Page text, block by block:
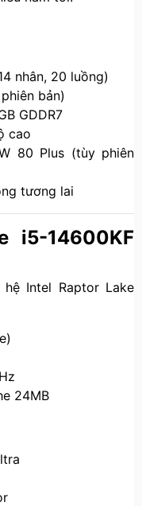
nhân, 20 luồng)
bản)
GDDR7
cao
80 Plus (tùy phiên
tương lai
i5-14600KF
Intel Raptor Lake
24MB